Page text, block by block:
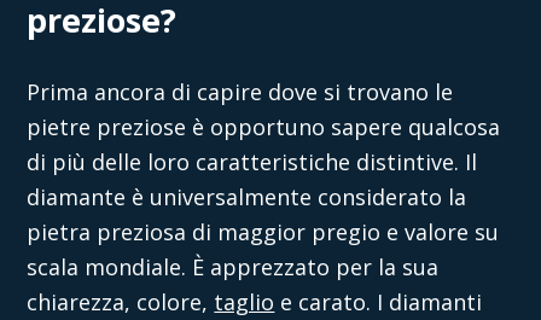
preziose?
Prima ancora di capire dove si trovano le
pietre preziose è opportuno sapere qualcosa
di più delle loro caratteristiche distintive. Il
diamante è universalmente considerato la
pietra preziosa di maggior pregio e valore su
scala mondiale. È apprezzato per la sua
chiarezza, colore, taglio e carato. I diamanti